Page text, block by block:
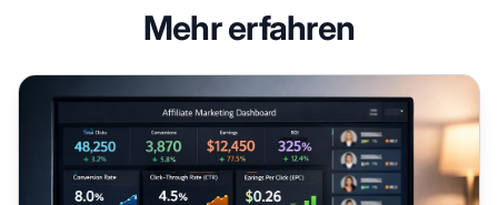
Mehr erfahren
Tipps für Affiliate-Kampagnen: für Programmerfolg